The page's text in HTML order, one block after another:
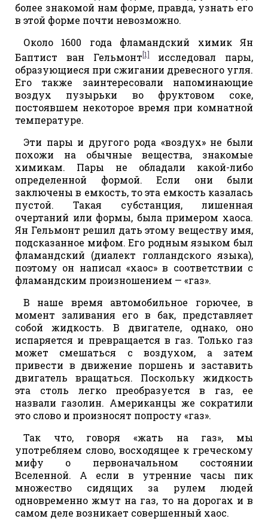
более знакомой нам форме, правда, узнать его
в этой форме почти невозможно.
Около 1600 года фламандский химик Ян
Баптист ван Гельмонт[1]исследовал пары,
образующиеся при сжигании древесного угля.
Его также заинтересовали напоминающие
воздух пузырьки во фруктовом соке,
постоявшем некоторое время при комнатной
температуре.
Эти пары и другого рода «воздух» не были
похожи на обычные вещества, знакомые
химикам. Пары не обладали какой-либо
определенной формой. Если они были
заключены в емкость, то эта емкость казалась
пустой. Такая субстанция, лишенная
очертаний или формы, была примером хаоса.
Ян Гельмонт решил дать этому веществу имя,
подсказанное мифом. Его родным языком был
фламандский (диалект голландского языка),
поэтому он написал «хаос» в соответствии с
фламандским произношением — «газ».
В наше время автомобильное горючее, в
момент заливания его в бак, представляет
собой жидкость. В двигателе, однако, оно
испаряется и превращается в газ. Только газ
может смешаться с воздухом, а затем
привести в движение поршень и заставить
двигатель вращаться. Поскольку жидкость
эта столь легко преобразуется в газ, ее
назвали газолин. Американцы же сократили
это слово и произносят попросту «газ».
Так что, говоря «жать на газ», мы
употребляем слово, восходящее к греческому
мифу о первоначальном состоянии
Вселенной. А если в утренние часы пик
множество сидящих за рулем людей
одновременно жмут на газ, то на дорогах и в
самом деле возникает совершенный хаос.